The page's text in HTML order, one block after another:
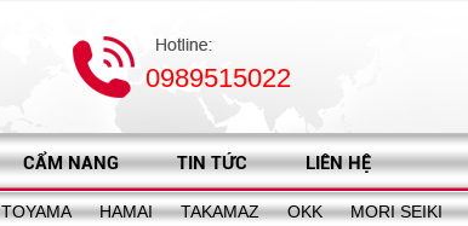
0989515022
CẨM NANG TIN TỨC LIÊN HỆ
TOYAMA HAMAI TAKAMAZ OKK MORI SEIKI